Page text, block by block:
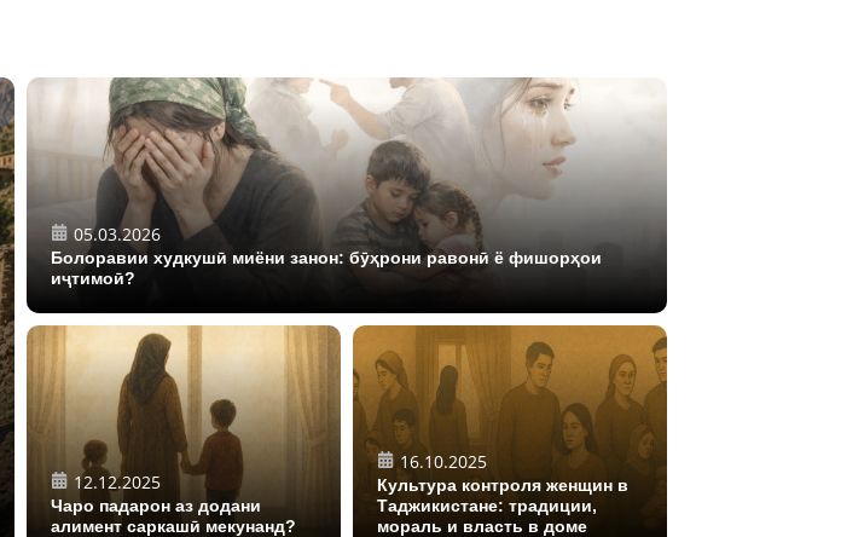
05.03.2026
Болоравии худкушӣ миёни занон: бӯҳрони равонӣ ё фишорҳои
иҷтимоӣ?
12.12.2025
Чаро падарон аз додани
алимент саркашӣ мекунанд?
16.10.2025
Культура контроля женщин в
Таджикистане: традиции,
мораль и власть в доме